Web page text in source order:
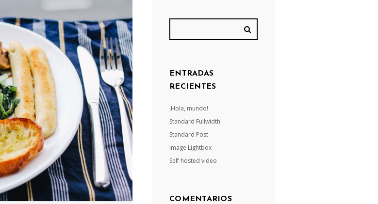
ENTRADAS
RECIENTES
¡Hola, mundo!
Standard Fullwidth
Standard Post
Image Lightbox
Self hosted video
COMENTARIOS